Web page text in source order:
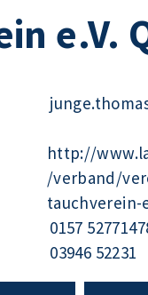
e.V.
http://
/verband/
tauchverein-
0157
03946 52231